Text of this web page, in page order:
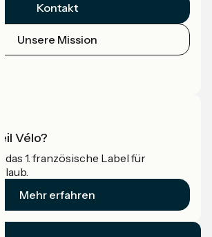
Kontakt
Unsere Mission
Vélo?
das 1. französische Label für
Mehr erfahren